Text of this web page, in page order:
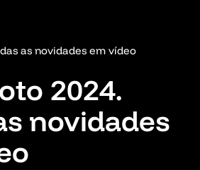
as novidades em vídeo
2024.
novidades